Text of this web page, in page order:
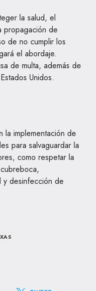
la salud, el
propagación de
de no cumplir los
el abordaje.
de multa, además de
Unidos.
la implementación de
para salvaguardar la
como respetar la
y desinfección de